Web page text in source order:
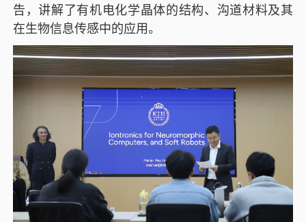
告，讲解了有机电化学晶体的结构、沟道材料及其
在生物信息传感中的应用。